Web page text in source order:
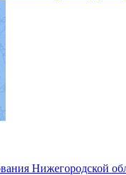
Нижегородской